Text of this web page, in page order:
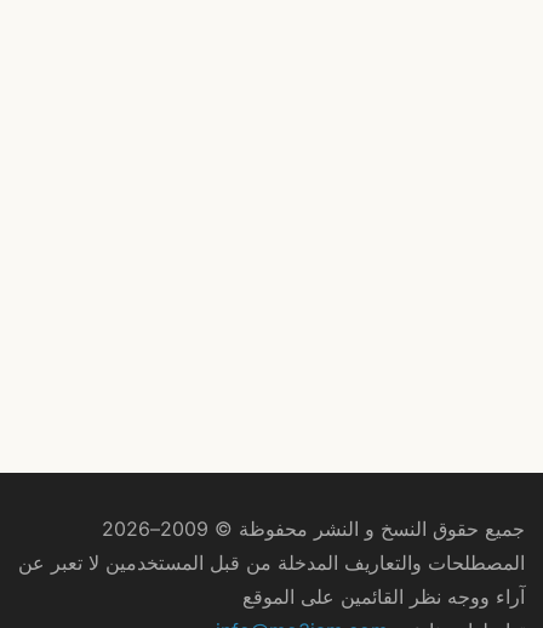
جميع حقوق النسخ و النشر محفوظة © 2009–2026
المصطلحات والتعاريف المدخلة من قبل المستخدمين لا تعبر عن
آراء ووجه نظر القائمين على الموقع